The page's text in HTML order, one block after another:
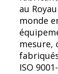
au
monde
mesure,
ISO